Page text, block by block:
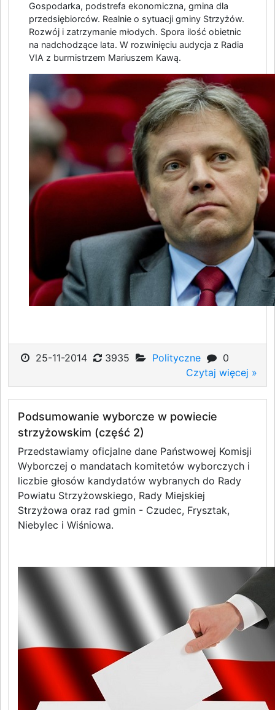
Gospodarka, podstrefa ekonomiczna, gmina dla
przedsiębiorców. Realnie o sytuacji gminy Strzyżów.
Rozwój i zatrzymanie młodych. Spora ilość obietnic
na nadchodzące lata. W rozwinięciu audycja z Radia
VIA z burmistrzem Mariuszem Kawą.
25-11-2014 3935 Polityczne
0
Czytaj więcej »
Podsumowanie wyborcze w powiecie
strzyżowskim (część 2)
Przedstawiamy oficjalne dane Państwowej Komisji
Wyborczej o mandatach komitetów wyborczych i
liczbie głosów kandydatów wybranych do Rady
Powiatu Strzyżowskiego, Rady Miejskiej
Strzyżowa oraz rad gmin - Czudec, Frysztak,
Niebylec i Wiśniowa.